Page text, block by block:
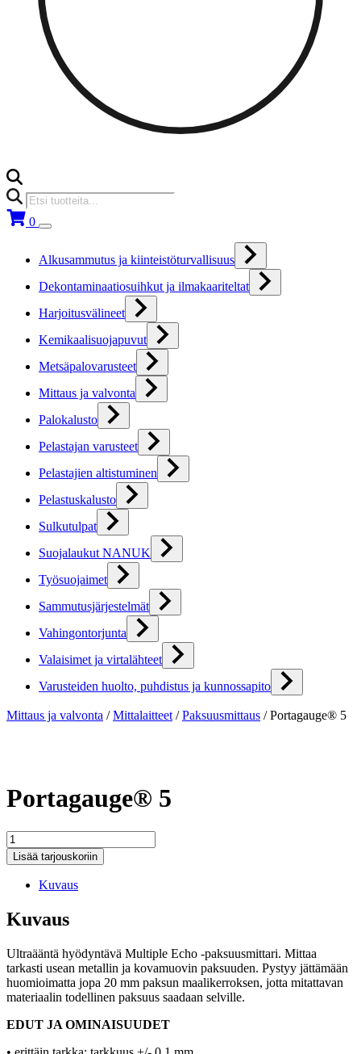
Products
search
0
Alkusammutus ja kiinteistöturvallisuus
Dekontaminaatiosuihkut ja ilmakaariteltat
Harjoitusvälineet
Kemikaalisuojapuvut
Metsäpalovarusteet
Mittaus ja valvonta
Palokalusto
Pelastajan varusteet
Pelastajien altistuminen
Pelastuskalusto
Sulkutulpat
Suojalaukut NANUK
Työsuojaimet
Sammutusjärjestelmät
Vahingontorjunta
Valaisimet ja virtalähteet
Varusteiden huolto, puhdistus ja kunnossapito
Mittaus ja valvonta /Mittalaitteet /Paksuusmittaus /Portagauge® 5
Portagauge® 5
Portagauge®
5
määrä
Lisää tarjouskoriin
Kuvaus
Kuvaus
Ultraääntä hyödyntävä Multiple Echo -paksuusmittari. Mittaa
tarkasti usean metallin ja kovamuovin paksuuden. Pystyy jättämään
huomioimatta jopa 20 mm paksun maalikerroksen, jotta mitattavan
materiaalin todellinen paksuus saadaan selville.
EDUT JA OMINAISUUDET